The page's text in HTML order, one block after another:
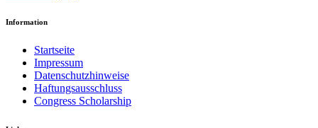
Information
Startseite
Impressum
Datenschutzhinweise
Haftungsausschluss
Congress Scholarship